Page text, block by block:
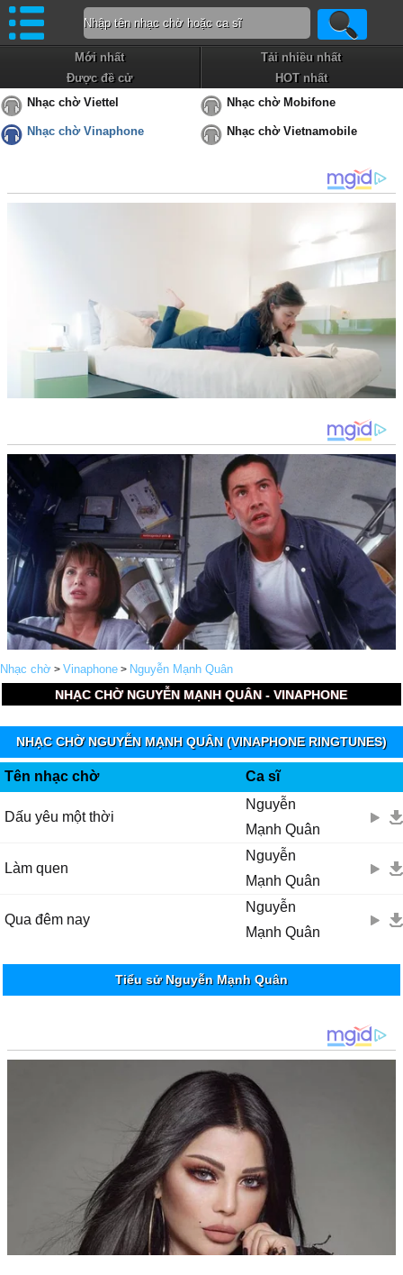
Mới nhất
Tải nhiều nhất
Được đề cử
HOT nhất
Nhạc chờ Viettel
Nhạc chờ Mobifone
Nhạc chờ Vinaphone Nhạc chờ Vietnamobile
Nhạc chờ > Vinaphone > Nguyễn Mạnh Quân
NHẠC CHỜ NGUYỄN MẠNH QUÂN - VINAPHONE
NHẠC CHỜ NGUYỄN MẠNH QUÂN (VINAPHONE RINGTUNES)
Tên nhạc chờ Ca sĩ
Dấu yêu một thời
Nguyễn
Mạnh Quân
Làm quen
Nguyễn
Mạnh Quân
Qua đêm nay
Nguyễn
Mạnh Quân
Tiểu sử Nguyễn Mạnh Quân